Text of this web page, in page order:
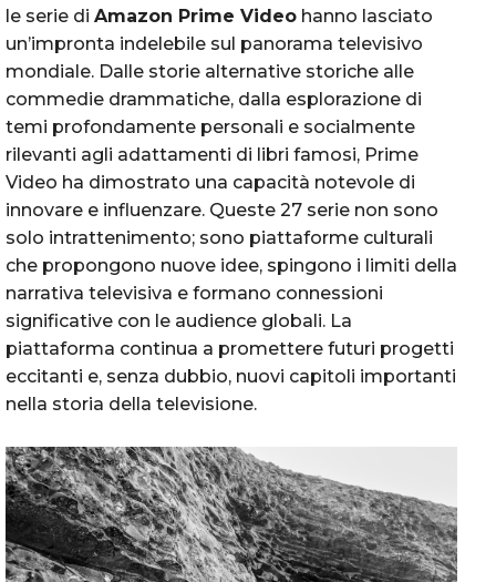
le serie di Amazon Prime Video hanno lasciato
un’impronta indelebile sul panorama televisivo
mondiale. Dalle storie alternative storiche alle
commedie drammatiche, dalla esplorazione di
temi profondamente personali e socialmente
rilevanti agli adattamenti di libri famosi, Prime
Video ha dimostrato una capacità notevole di
innovare e influenzare. Queste 27 serie non sono
solo intrattenimento; sono piattaforme culturali
che propongono nuove idee, spingono i limiti della
narrativa televisiva e formano connessioni
significative con le audience globali. La
piattaforma continua a promettere futuri progetti
eccitanti e, senza dubbio, nuovi capitoli importanti
nella storia della televisione.